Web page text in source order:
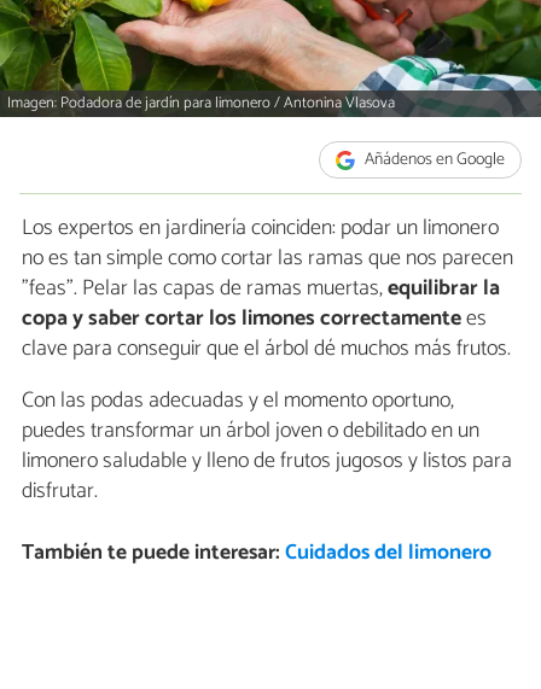
Imagen: Podadora de jardín para limonero / Antonina Vlasova
Añádenos en Google
Los expertos en jardinería coinciden: podar un limonero
no es tan simple como cortar las ramas que nos parecen
"feas". Pelar las capas de ramas muertas,equilibrar la
copa y saber cortar los limones correctamentees
clave para conseguir que el árbol dé muchos más frutos.
Con las podas adecuadas y el momento oportuno,
puedes transformar un árbol joven o debilitado en un
limonero saludable y lleno de frutos jugosos y listos para
disfrutar.
También te puede interesar:Cuidados del limonero